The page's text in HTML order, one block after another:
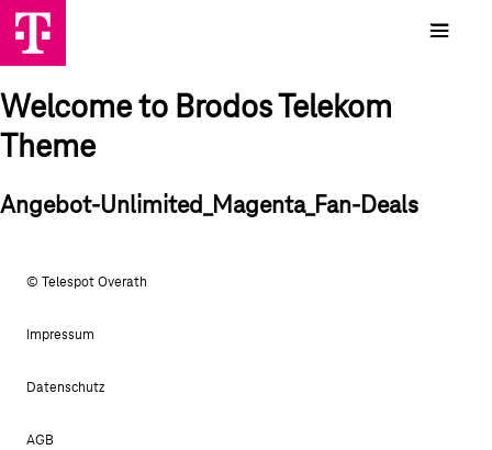
Welcome to Brodos Telekom
Theme
Angebot-Unlimited_Magenta_Fan-Deals
© Telespot Overath
Impressum
Datenschutz
AGB